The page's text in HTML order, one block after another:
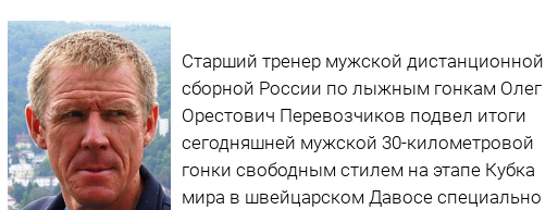
Старший тренер мужской дистанционной
сборной России по лыжным гонкам Олег
Орестович Перевозчиков подвел итоги
сегодняшней мужской 30-километровой
гонки свободным стилем на этапе Кубка
мира в швейцарском Давосе специально